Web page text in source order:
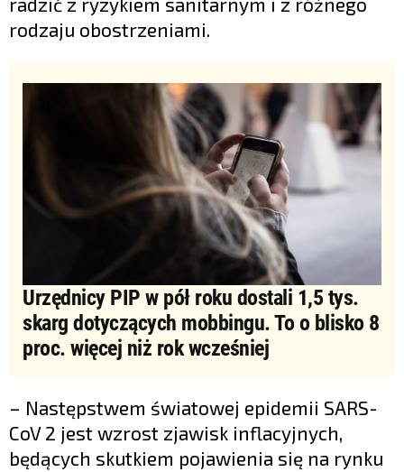
rodzaju obostrzeniami.
Urzędnicy PIP w pół roku dostali 1,5 tys.
skarg dotyczących mobbingu. To o blisko 8
proc. więcej niż rok wcześniej
– Następstwem światowej epidemii SARS-
CoV 2 jest wzrost zjawisk inflacyjnych,
będących skutkiem pojawienia się na rynku